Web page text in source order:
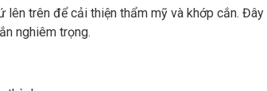
trên để cải thiện thẩm mỹ và khớp cắn.
nghiêm trọng.